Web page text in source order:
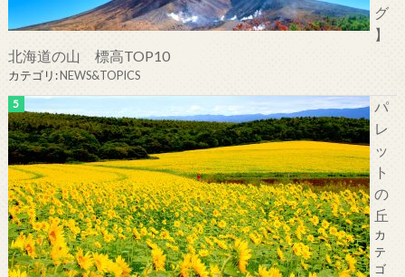
グ
】
北海道の山 標高TOP10
カテゴリ:NEWS&TOPICS
パ
レ
ッ
ト
の
丘
カ
テ
ゴ